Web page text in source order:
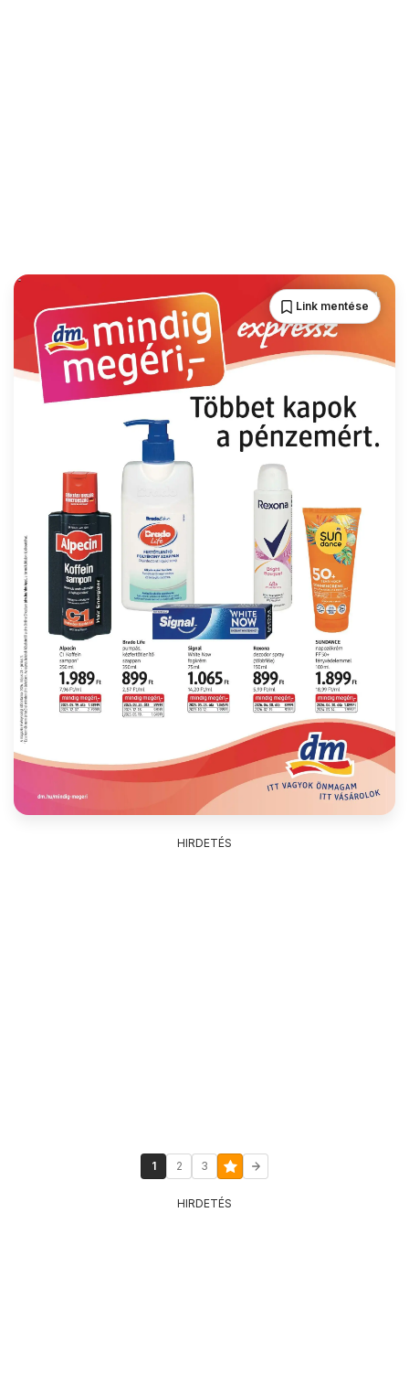
Link mentése
HIRDETÉS
1 2 3
HIRDETÉS